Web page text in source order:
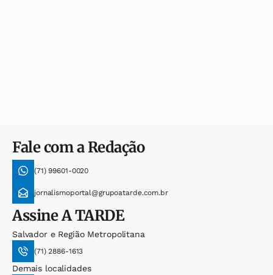
Fale com a Redação
(71) 99601-0020
jornalismoportal@grupoatarde.com.br
AssineA TARDE
Salvador e Região Metropolitana
(71) 2886-1613
Demais localidades